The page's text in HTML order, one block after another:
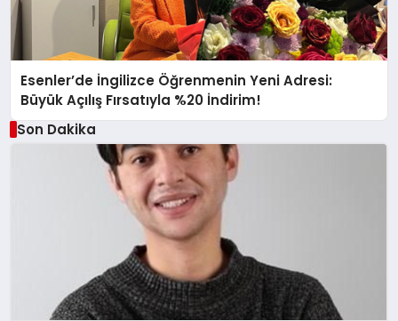
Esenler’de İngilizce Öğrenmenin Yeni Adresi:
Büyük Açılış Fırsatıyla %20 İndirim!
Son Dakika